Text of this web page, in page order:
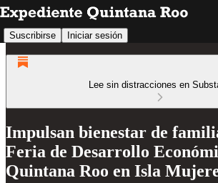
Suscribirse Iniciar sesión
Lee sin distracciones en
Impulsan bienestar de
Feria de Desarrollo
Quintana Roo en Isla